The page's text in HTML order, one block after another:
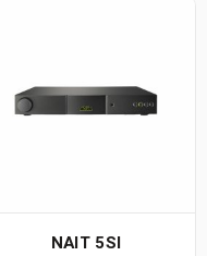
NAIT 5SI